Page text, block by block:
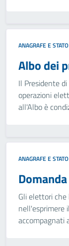
ANAGRAFE E
Albo dei
Il Presidente
operazioni
all'Albo è
ANAGRAFE E
Gli elettori
nell'esprimere
accompagnati